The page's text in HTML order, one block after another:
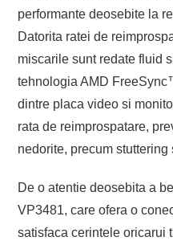
performante deosebite la
Datorita ratei de
miscarile sunt redate fluid
tehnologia AMD
dintre placa video si
rata de reimprospatare,
nedorite, precum stuttering
De o atentie deosebita a
VP3481, care ofera o
satisfaca cerintele oricarui